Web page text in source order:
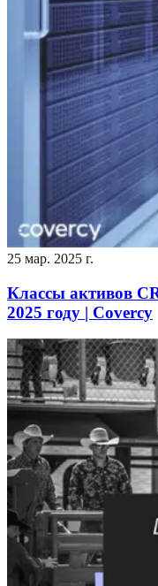
25 мар. 2025 г.
Классы активов
2025 году | Covercy